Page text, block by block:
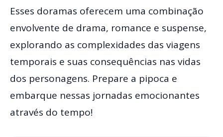
Esses doramas oferecem uma combinação
envolvente de drama, romance e suspense,
explorando as complexidades das viagens
temporais e suas consequências nas vidas
dos personagens. Prepare a pipoca e
embarque nessas jornadas emocionantes
através do tempo!